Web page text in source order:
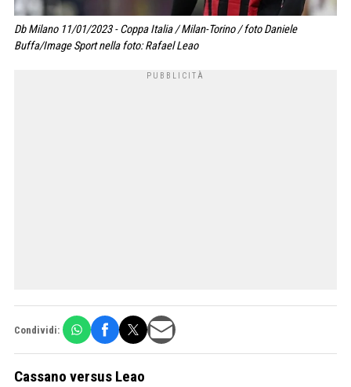
Db Milano 11/01/2023 - Coppa Italia / Milan-Torino / foto Daniele
Buffa/Image Sport nella foto: Rafael Leao
Condividi:
Cassano versus Leao